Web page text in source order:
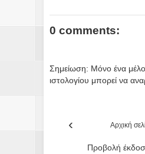
0 comments:
Σημείωση: Μόνο ένα
ιστολογίου μπορεί να
‹ Αρχική
Προβολή